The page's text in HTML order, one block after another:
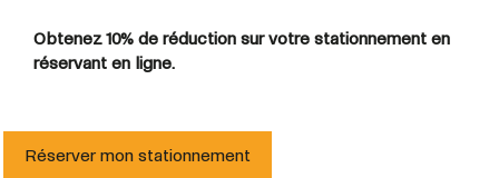
Obtenez 10% de réduction sur votre stationnement en
réservant en ligne.
Réserver mon stationnement